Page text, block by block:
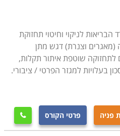
לניקוי וחיטוי תחזוקת
(מאגרים וצנרת) דגש מתן
לתחזוקה שוטפת איתור תקלות,
בעלויות למגזר הפרטי / ציבורי.
פניה פרטי הקורס 